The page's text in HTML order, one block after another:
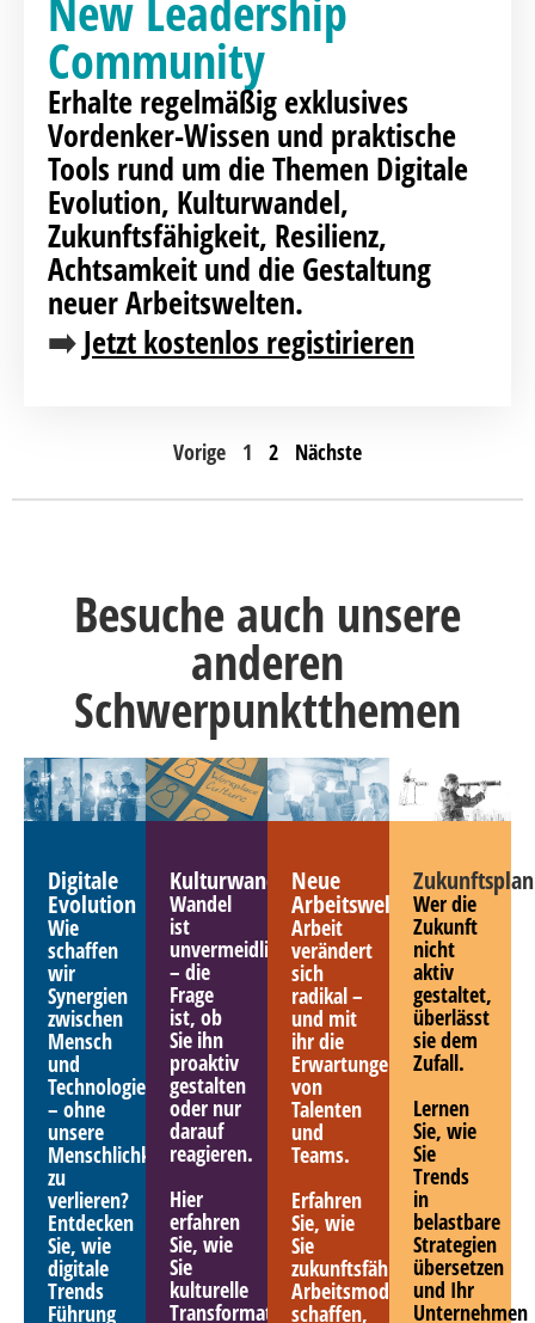
Community
Erhalte regelmäßig exklusives
Vordenker-Wissen und praktische
Tools rund um die Themen Digitale
Evolution, Kulturwandel,
Zukunftsfähigkeit, Resilienz,
Achtsamkeit und die Gestaltung
neuer Arbeitswelten.
➡️Jetzt kostenlos registirieren
Vorige 1 2 Nächste
Besuche auch unsere
anderen
Schwerpunktthemen
Digitale
Evolution
Wie
schaffen
wir
Synergien
zwischen
Mensch
und
Technologie
– ohne
unsere
Menschlichkeit
zu
verlieren?
Entdecken
Sie, wie
digitale
Trends
Führung
Kulturwandel
Wandel
ist
unvermeidlich
– die
Frage
ist, ob
Sie ihn
proaktiv
gestalten
oder nur
darauf
reagieren.
Hier
erfahren
Sie, wie
Sie
kulturelle
Transformation
Neue
Arbeitswelten
Arbeit
verändert
sich
radikal –
und mit
ihr die
Erwartungen
von
Talenten
und
Teams.
Erfahren
Sie, wie
Sie
zukunftsfähige
Arbeitsmodelle
schaffen,
Wer die
Zukunft
nicht
aktiv
gestaltet,
überlässt
sie dem
Zufall.
Lernen
Sie, wie
Sie
Trends
in
belastbare
Strategien
übersetzen
und Ihr
Unternehmen